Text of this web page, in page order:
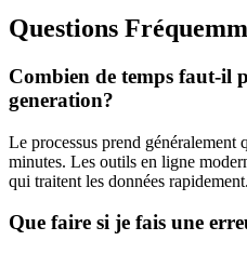
Questions
Combien de temps faut-il
generation?
Le processus prend généralement
minutes. Les outils en ligne
qui traitent les données rapidement.
Que faire si je fais une